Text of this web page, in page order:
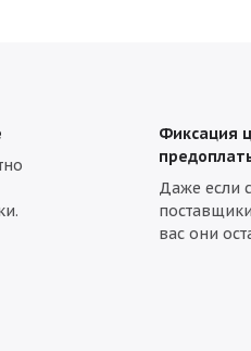
Фиксация
Даже если
вас они